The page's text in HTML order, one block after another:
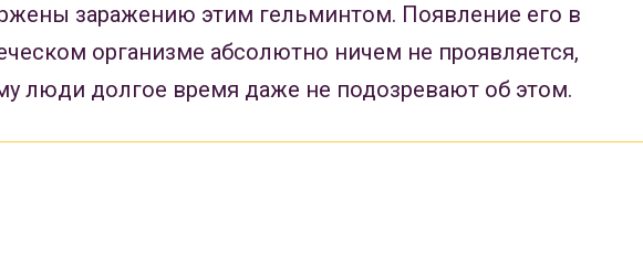
заражению этим гельминтом. Появление его в
организме абсолютно ничем не проявляется,
люди долгое время даже не подозревают об этом.